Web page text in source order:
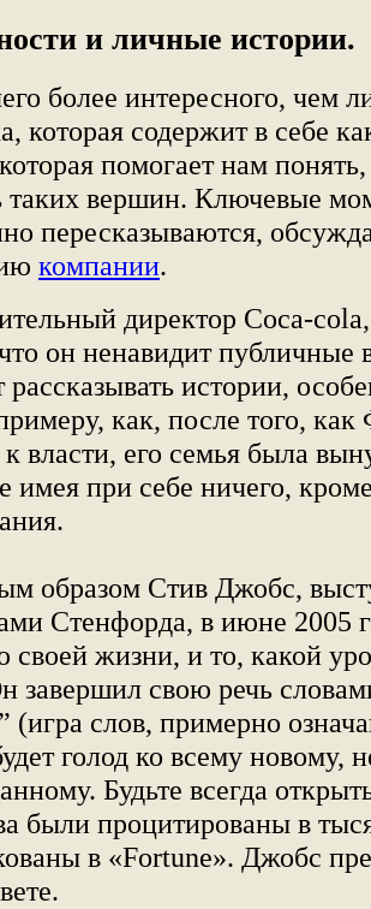
и личные истории.
более интересного, чем
которая содержит в себе
помогает нам
таких вершин. Ключевые
пересказываются,
компании.
директор Coca-cola,
он ненавидит публичные
рассказывать истории,
как, после того,
власти, его семья была
имея при себе ничего,
образом Стив Джобс,
Стенфорда, в июне 2005
своей жизни, и то, какой
завершил свою речь
(игра слов, примерно
голод ко всему новому,
Будьте всегда
были процитированы в
в «Fortune». Джобс